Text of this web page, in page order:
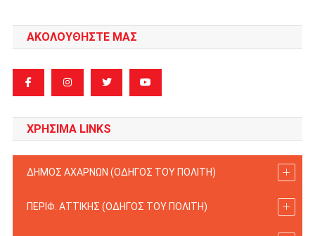
ΑΚΟΛΟΥΘΗΣΤΕ ΜΑΣ
ΧΡΗΣΙΜΑ LINKS
ΔΗΜΟΣ ΑΧΑΡΝΩΝ (ΟΔΗΓΟΣ TOY ΠΟΛΙΤΗ)
ΠΕΡΙΦ. ΑΤΤΙΚΗΣ (ΟΔΗΓΟΣ TOY ΠΟΛΙΤΗ)